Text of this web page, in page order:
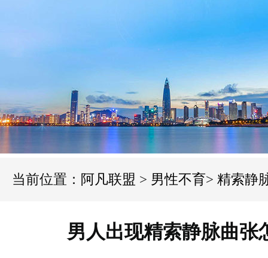
当前位置： 阿凡联盟 > 男性不育> 精索静
男人出现精索静脉曲张